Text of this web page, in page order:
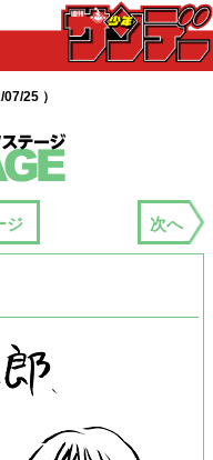
WEBサンデー
25 ）
ジ 次へ